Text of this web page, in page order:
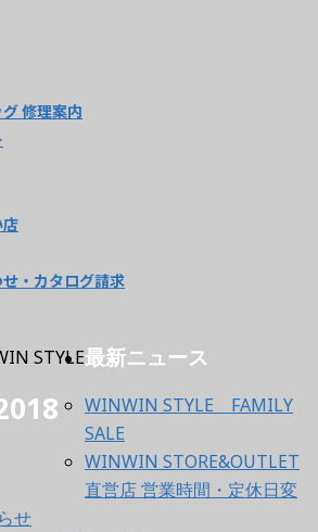
修理案内
・カタログ請求
STYLE最新ニュース
WINWIN STYLE FAMILY
SALE
WINWIN STORE&OUTLET
直営店 営業時間・定休日変
せ